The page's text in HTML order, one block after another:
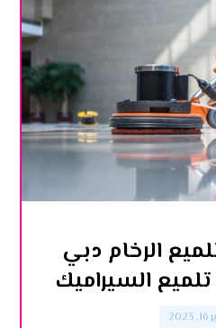
الرخام دبي